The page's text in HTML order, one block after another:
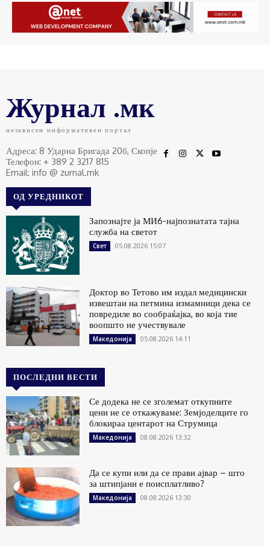
Журнал .мк
независен информативен портал
Адреса: 8 Ударна Бригада 20б, Скопје
Телефон: + 389 2 3217 815
Email: info @ zurnal.mk
ОД УРЕДНИКОТ
Запознајте ја МИ6-најпознатата тајна
служба на светот
Свет 05.08.2026 15:07
Доктор во Тетово им издал медицински
извештаи на петмина измамници дека се
повредиле во сообраќајка, во која тие
воопшто не учествувале
Македонија 05.08.2026 14:11
ПОСЛЕДНИ ВЕСТИ
Се додека не се зголемат откупните
цени не се откажуваме: Земјоделците го
блокираа центарот на Струмица
Македонија 08.08.2026 13:32
Да се купи или да се прави ајвар – што
за штипјани е поисплатливо?
Македонија 08.08.2026 13:30